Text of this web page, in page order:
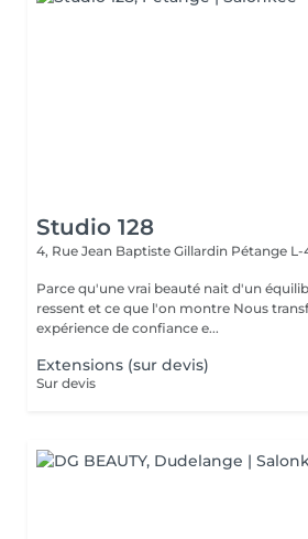
Studio 128
4, Rue Jean Baptiste Gillardin Pétange L-
Parce qu'une vrai beauté nait d'un
ressent et ce que l'on montre Nous transformons la beauté en
expérience de confiance e...
Extensions (sur devis)
Sur devis